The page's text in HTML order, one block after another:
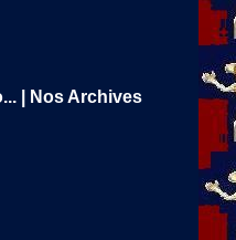
Nos Archives